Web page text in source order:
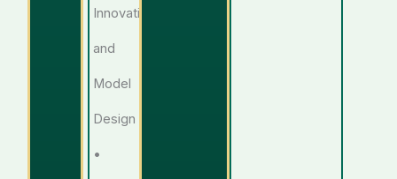
Innovation
and
Model
Design
•